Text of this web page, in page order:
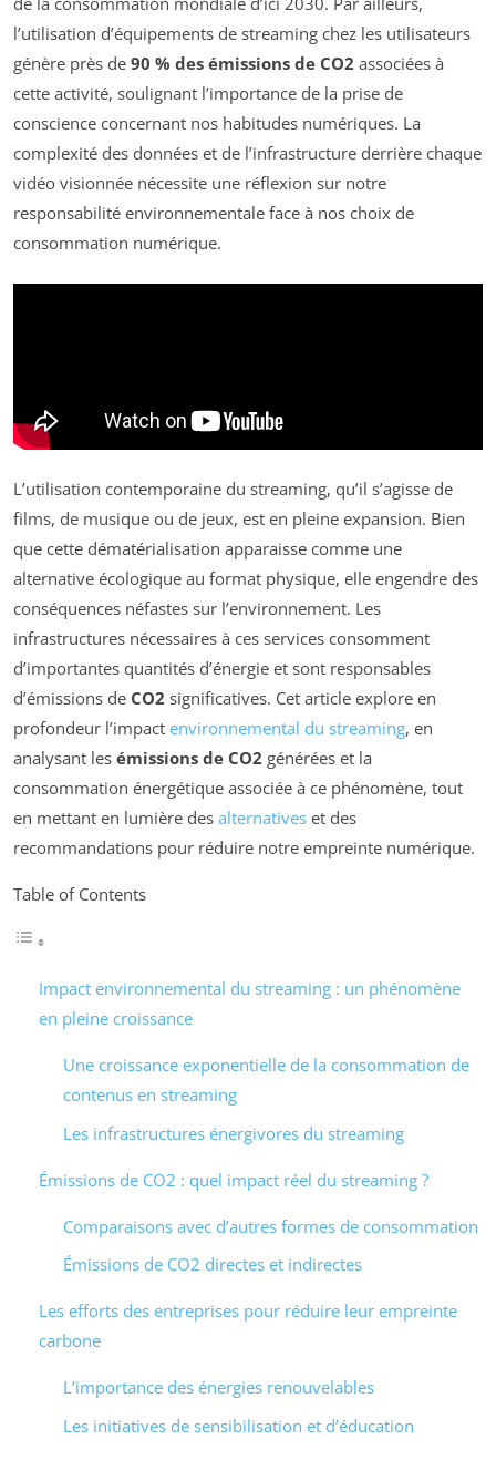
l’utilisation d’équipements de streaming chez les utilisateurs
génère près de 90 % des émissions de CO2 associées à
cette activité, soulignant l’importance de la prise de
conscience concernant nos habitudes numériques. La
complexité des données et de l’infrastructure derrière chaque
vidéo visionnée nécessite une réflexion sur notre
responsabilité environnementale face à nos choix de
consommation numérique.
L’utilisation contemporaine du streaming, qu’il s’agisse de
films, de musique ou de jeux, est en pleine expansion. Bien
que cette dématérialisation apparaisse comme une
alternative écologique au format physique, elle engendre des
conséquences néfastes sur l’environnement. Les
infrastructures nécessaires à ces services consomment
d’importantes quantités d’énergie et sont responsables
d’émissions de CO2 significatives. Cet article explore en
profondeur l’impact environnemental du streaming, en
analysant les émissions de CO2 générées et la
consommation énergétique associée à ce phénomène, tout
en mettant en lumière des alternatives et des
recommandations pour réduire notre empreinte numérique.
Table of Contents
Impact environnemental du streaming : un phénomène
en pleine croissance
Une croissance exponentielle de la consommation de
contenus en streaming
Les infrastructures énergivores du streaming
Émissions de CO2 : quel impact réel du streaming ?
Comparaisons avec d’autres formes de consommation
Émissions de CO2 directes et indirectes
Les efforts des entreprises pour réduire leur empreinte
carbone
L’importance des énergies renouvelables
Les initiatives de sensibilisation et d’éducation